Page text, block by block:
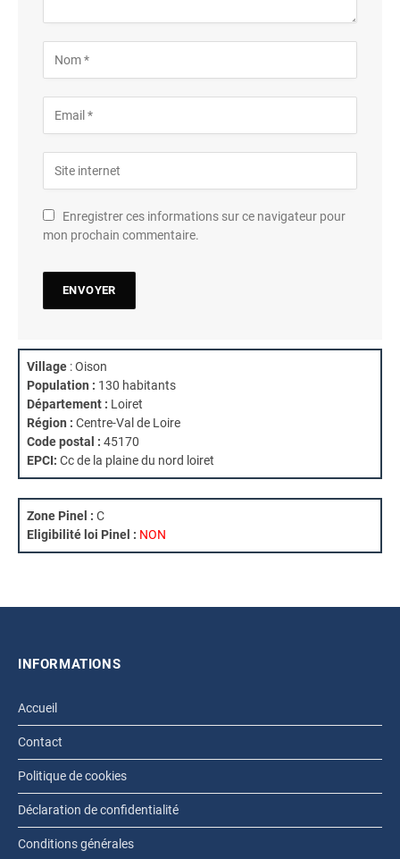
Enregistrer ces informations sur ce navigateur pour
mon prochain commentaire.
Village : Oison
Population : 130 habitants
Département : Loiret
Région : Centre-Val de Loire
Code postal : 45170
EPCI: Cc de la plaine du nord loiret
Zone Pinel : C
Eligibilité loi Pinel : NON
INFORMATIONS
Accueil
Contact
Politique de cookies
Déclaration de confidentialité
Conditions générales